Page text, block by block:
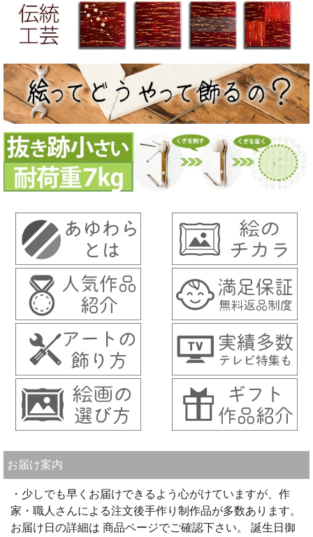
お届け案内
・少しでも早くお届けできるよう心がけていますが、作
家・職人さんによる注文後手作り制作品が多数あります。
お届け日の詳細は 商品ページでご確認下さい。 誕生日御